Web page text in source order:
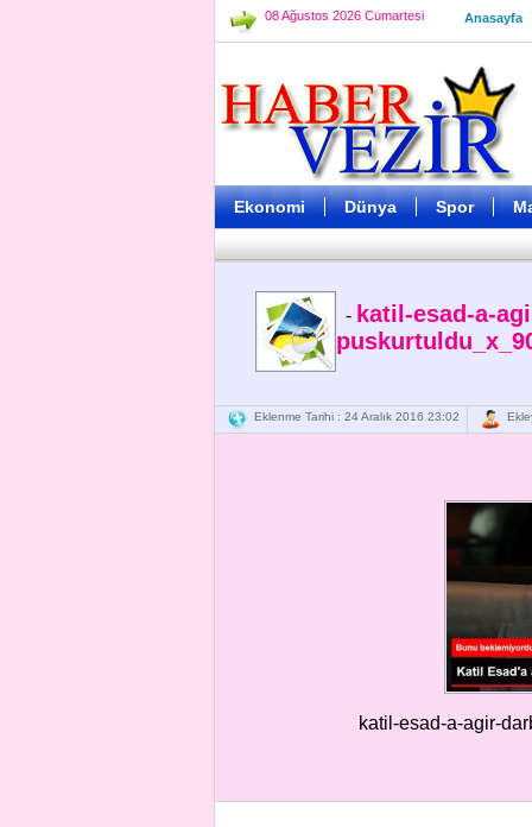
08 Ağustos 2026 Cumartesi Anasayfa
Ekonomi Dünya Spor
- katil-esad-a-
Eklenme Tarihi : 24 Aralık 2016 23:02
katil-esad-a-agir-